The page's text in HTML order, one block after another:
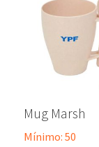
Mug Marsh
Mínimo: 50